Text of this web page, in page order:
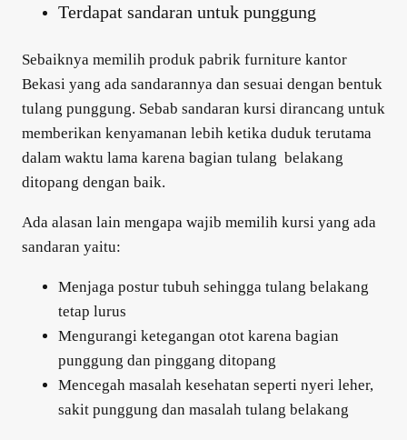
Terdapat sandaran untuk punggung
Sebaiknya memilih produk pabrik furniture kantor
Bekasi yang ada sandarannya dan sesuai dengan bentuk
tulang punggung. Sebab sandaran kursi dirancang untuk
memberikan kenyamanan lebih ketika duduk terutama
dalam waktu lama karena bagian tulang belakang
ditopang dengan baik.
Ada alasan lain mengapa wajib memilih kursi yang ada
sandaran yaitu:
Menjaga postur tubuh sehingga tulang belakang
tetap lurus
Mengurangi ketegangan otot karena bagian
punggung dan pinggang ditopang
Mencegah masalah kesehatan seperti nyeri leher,
sakit punggung dan masalah tulang belakang